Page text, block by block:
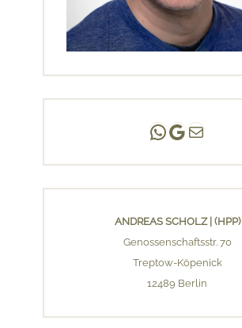
Andreas Scholz | (HPP)
Praxis Adlershof
E-Mail an mich ...
ANDREAS SCHOLZ | (HPP)
Genossenschaftsstr. 70
Treptow-Köpenick
12489 Berlin